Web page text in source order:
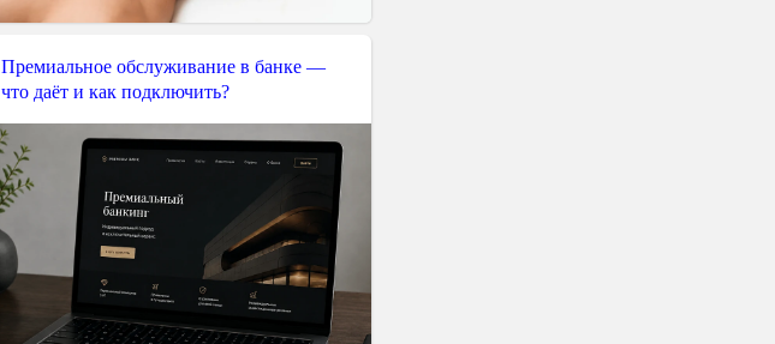
Премиальное обслуживание в банке —
что даёт и как подключить?